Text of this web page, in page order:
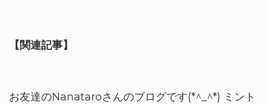
【関連記事】
お友達のNanataroさんのブログです(*^_^*) ミント